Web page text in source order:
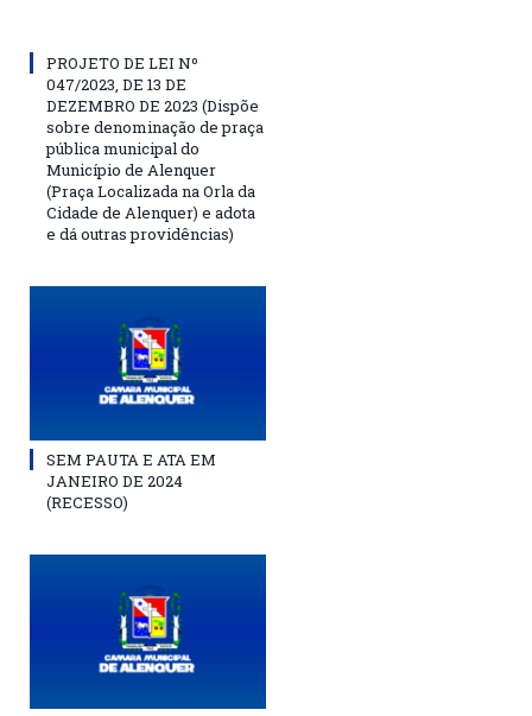
PROJETO DE LEI Nº
047/2023, DE 13 DE
DEZEMBRO DE 2023 (Dispõe
sobre denominação de praça
pública municipal do
Município de Alenquer
(Praça Localizada na Orla da
Cidade de Alenquer) e adota
e dá outras providências)
SEM PAUTA E ATA EM
JANEIRO DE 2024
(RECESSO)